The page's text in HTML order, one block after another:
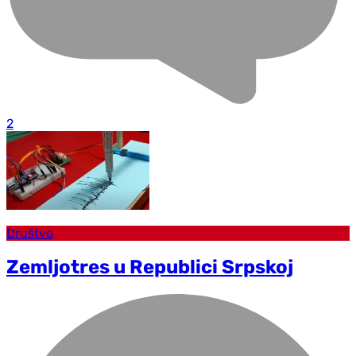
2
Društvo
Zemljotres u Republici Srpskoj